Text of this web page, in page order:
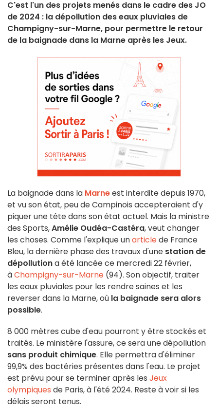
C'est l'un des projets menés dans le cadre des JO
de 2024 : la dépollution des eaux pluviales de
Champigny-sur-Marne, pour permettre le retour
de la baignade dans la Marne après les Jeux.
La baignade dans la Marneest interdite depuis 1970,
et vu son état, peu de Campinois accepteraient d'y
piquer une tête dans son état actuel. Mais la ministre
des Sports,Amélie Oudéa-Castéra, veut changer
les choses. Comme l'explique unarticlede France
Bleu, la dernière phase des travaux d'une station de
dépollutiona été lancée ce mercredi 22 février,
àChampigny-sur-Marne (94). Son objectif, traiter
les eaux pluviales pour les rendre saines et les
reverser dans la Marne, où la baignade sera alors
possible.
8 000 mètres cube d'eau pourront y être stockés et
traités. Le ministère l'assure, ce sera une dépollution
sans produit chimique. Elle permettra d'éliminer
99,9% des bactéries présentes dans l'eau. Le projet
est prévu pour se terminer après les Jeux
olympiques de Paris, à l'été 2024. Reste à voir si les
délais seront tenus.